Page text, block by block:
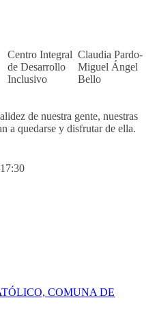
Centro Integral
de Desarrollo
Inclusivo
Claudia Pardo-
Miguel Ángel
Bello
de nuestra gente, nuestras
a quedarse y disfrutar de ella.
COMUNA DE